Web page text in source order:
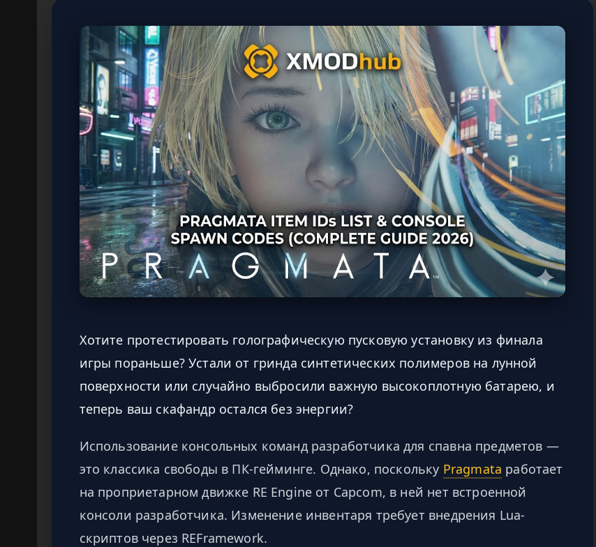
Хотите протестировать голографическую пусковую установку из финала
игры пораньше? Устали от гринда синтетических полимеров на лунной
поверхности или случайно выбросили важную высокоплотную батарею, и
теперь ваш скафандр остался без энергии?
Использование консольных команд разработчика для спавна предметов —
это классика свободы в ПК-гейминге. Однако, поскольку Pragmata работает
на проприетарном движке RE Engine от Capcom, в ней нет встроенной
консоли разработчика. Изменение инвентаря требует внедрения Lua-
скриптов через REFramework.